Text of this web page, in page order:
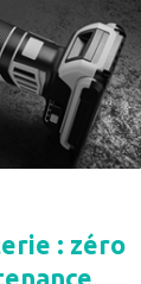
: zéro